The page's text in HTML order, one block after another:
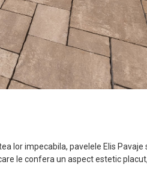
lor impecabila, pavelele Elis
le confera un aspect estetic